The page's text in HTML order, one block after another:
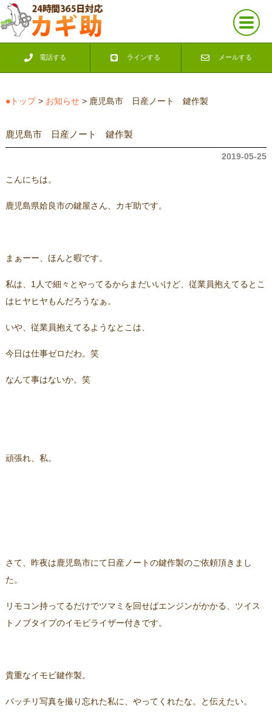
電話する ラインする メールする
●トップ> お知らせ> 鹿児島市 日産ノート 鍵作製
鹿児島市 日産ノート 鍵作製
2019-05-25
こんにちは。
鹿児島県姶良市の鍵屋さん、カギ助です。
まぁーー、ほんと暇です。
私は、1人で細々とやってるからまだいいけど、従業員抱えてるとこ
はヒヤヒヤもんだろうなぁ。
いや、従業員抱えてるようなとこは、
今日は仕事ゼロだわ。笑
なんて事はないか。笑
頑張れ、私。
さて、昨夜は鹿児島市にて日産ノートの鍵作製のご依頼頂きまし
た。
リモコン持ってるだけでツマミを回せばエンジンがかかる、ツイス
トノブタイプのイモビライザー付きです。
貴重なイモビ鍵作製。
バッチリ写真を撮り忘れた私に、やってくれたな。と伝えたい。